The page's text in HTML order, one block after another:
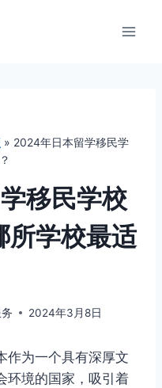
» 2024年日本留学移民学
移民学校
所学校最适
2024年3月8日
作为一个具有深厚文
环境的国家，吸引着